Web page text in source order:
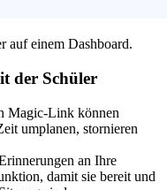
auf einem Dashboard.
der Schüler
Magic-Link können
umplanen, stornieren
an Ihre
damit sie bereit und